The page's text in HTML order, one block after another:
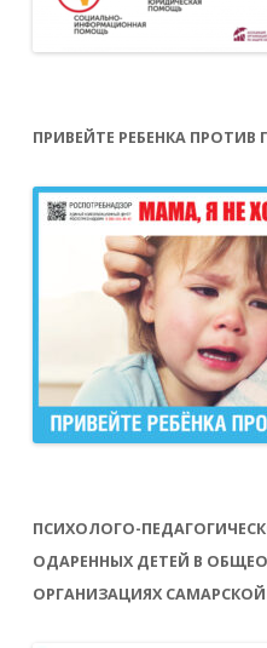
ПРИВЕЙТЕ РЕБЕНКА ПРОТИВ
ПСИХОЛОГО-
ОДАРЕННЫХ ДЕТЕЙ В
ОРГАНИЗАЦИЯХ